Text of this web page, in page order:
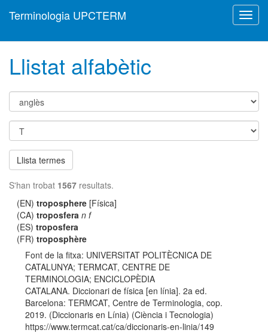
Terminologia UPCTERM
Llistat alfabètic
Llista termes
S'han trobat 1567 resultats.
(EN)troposphere [Física]
(CA)troposfera n f
(ES)troposfera
(FR)troposphère
Font de la fitxa: UNIVERSITAT POLITÈCNICA DE
CATALUNYA; TERMCAT, CENTRE DE
TERMINOLOGIA; ENCICLOPÈDIA
CATALANA. Diccionari de física [en línia]. 2a ed.
Barcelona: TERMCAT, Centre de Terminologia, cop.
2019. (Diccionaris en Línia) (Ciència i Tecnologia)
https://www.termcat.cat/ca/diccionaris-en-linia/149